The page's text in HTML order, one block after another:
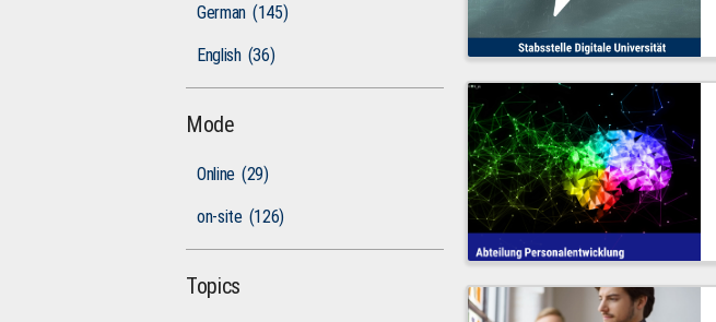
German (145)
English (36)
Mode
Online (29)
on-site (126)
Topics